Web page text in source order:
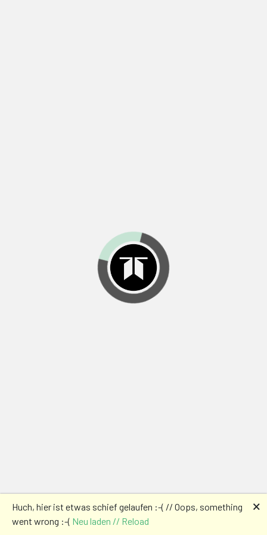
Huch, hier ist etwas schief gelaufen :-( // Oops, something
went wrong :-( Neu laden // Reload
🗙